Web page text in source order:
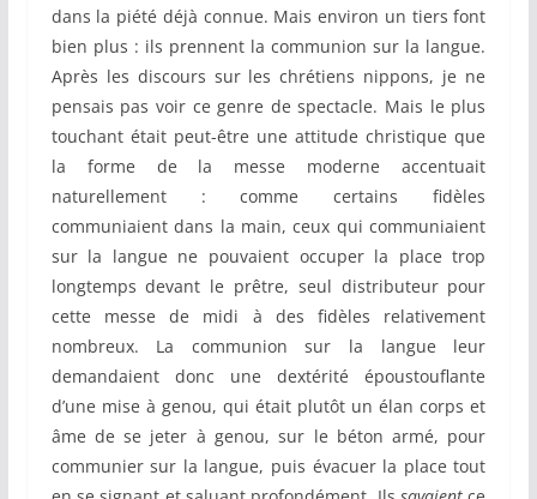
dans la piété déjà connue. Mais environ un tiers font
bien plus : ils prennent la communion sur la langue.
Après les discours sur les chrétiens nippons, je ne
pensais pas voir ce genre de spectacle. Mais le plus
touchant était peut-être une attitude christique que
la forme de la messe moderne accentuait
naturellement : comme certains fidèles
communiaient dans la main, ceux qui communiaient
sur la langue ne pouvaient occuper la place trop
longtemps devant le prêtre, seul distributeur pour
cette messe de midi à des fidèles relativement
nombreux. La communion sur la langue leur
demandaient donc une dextérité époustouflante
d’une mise à genou, qui était plutôt un élan corps et
âme de se jeter à genou, sur le béton armé, pour
communier sur la langue, puis évacuer la place tout